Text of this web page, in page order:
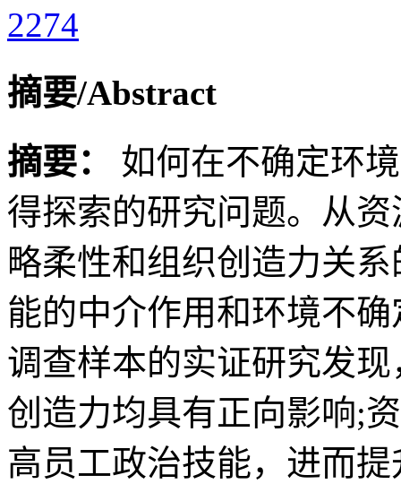
2274
摘要/Abstract
摘要： 如何在不确定环
得探索的研究问题。从
略柔性和组织创造力关
能的中介作用和环境不
调查样本的实证研究发
创造力均具有正向影响;
高员工政治技能，进而